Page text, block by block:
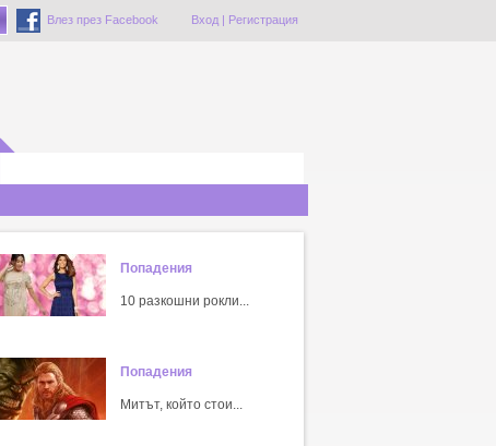
Влез през Facebook Вход| Регистрация
Попадения
10 разкошни рокли...
Попадения
Митът, който стои...